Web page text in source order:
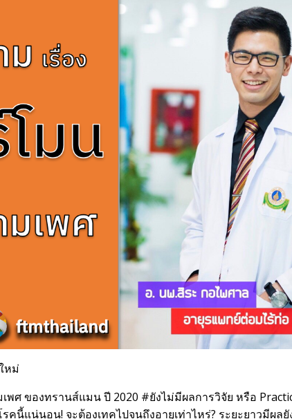
หม่
ศ ของทรานส์แมน ปี 2020 #ยังไม่มีผลการวิจัย หรือ
คนี้แน่นอน! จะต้องเทคไปจนถึงอายุเท่าไหร่? ระยะยาวมีผล